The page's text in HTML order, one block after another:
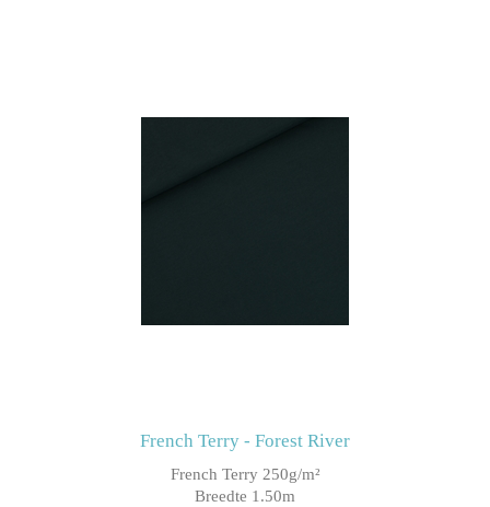
French Terry - Forest River
French Terry 250g/m²
Breedte 1.50m